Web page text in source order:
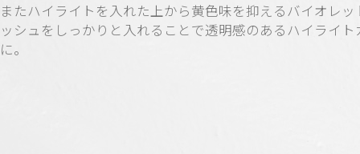
またハイライトを入れた上から黄色味を抑えるバイオレッ
ッシュをしっかりと入れることで透明感のあるハイライト
に。